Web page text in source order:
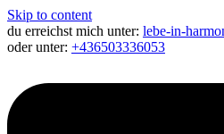
Skip to content
du erreichst mich unter: lebe-in-
oder unter: +436503336053